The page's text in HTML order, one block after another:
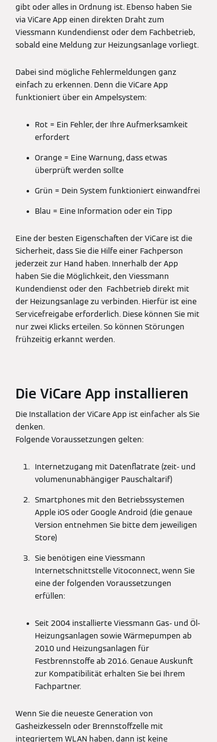
gibt oder alles in Ordnung ist. Ebenso haben Sie
via ViCare App einen direkten Draht zum
Viessmann Kundendienst oder dem Fachbetrieb,
sobald eine Meldung zur Heizungsanlage vorliegt.
Dabei sind mögliche Fehlermeldungen ganz
einfach zu erkennen. Denn die ViCare App
funktioniert über ein Ampelsystem:
Rot = Ein Fehler, der Ihre Aufmerksamkeit
erfordert
Orange = Eine Warnung, dass etwas
überprüft werden sollte
Grün = Dein System funktioniert einwandfrei
Blau = Eine Information oder ein Tipp
Eine der besten Eigenschaften der ViCare ist die
Sicherheit, dass Sie die Hilfe einer Fachperson
jederzeit zur Hand haben. Innerhalb der App
haben Sie die Möglichkeit, den Viessmann
Kundendienst oder den Fachbetrieb direkt mit
der Heizungsanlage zu verbinden. Hierfür ist eine
Servicefreigabe erforderlich. Diese können Sie mit
nur zwei Klicks erteilen. So können Störungen
frühzeitig erkannt werden.
Die ViCare App installieren
Die Installation der ViCare App ist einfacher als Sie
denken.
Folgende Voraussetzungen gelten:
Internetzugang mit Datenflatrate (zeit- und
volumenunabhängiger Pauschaltarif)
Smartphones mit den Betriebssystemen
Apple iOS oder Google Android (die genaue
Version entnehmen Sie bitte dem jeweiligen
Store)
Sie benötigen eine Viessmann
Internetschnittstelle Vitoconnect, wenn Sie
eine der folgenden Voraussetzungen
erfüllen:
Seit 2004 installierte Viessmann Gas- und Öl-
Heizungsanlagen sowie Wärmepumpen ab
2010 und Heizungsanlagen für
Festbrennstoffe ab 2016. Genaue Auskunft
zur Kompatibilität erhalten Sie bei Ihrem
Fachpartner.
Wenn Sie die neueste Generation von
Gasheizkesseln oder Brennstoffzelle mit
integriertem WLAN haben, dann ist keine